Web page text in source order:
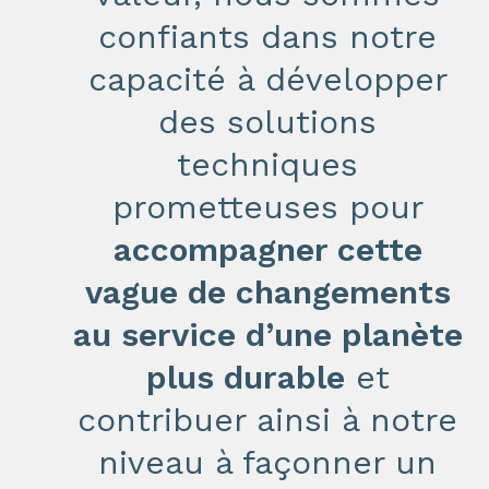
confiants dans notre
capacité à développer
des solutions
techniques
prometteuses pour
accompagner cette
vague de changements
au service d’une planète
plus durable et
contribuer ainsi à notre
niveau à façonner un